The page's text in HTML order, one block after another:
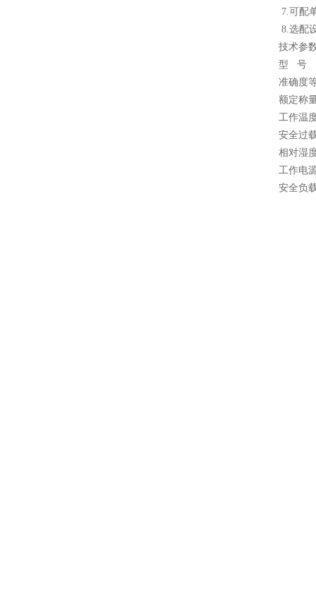
7.可配
8.选配
技术参
型 号
准确度
额定称
工作温
安全过
相对
工作电
安全负